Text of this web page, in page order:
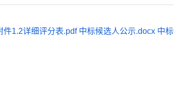
件1.2详细评分表.pdf 中标候选人公示.docx 中